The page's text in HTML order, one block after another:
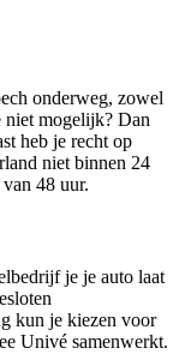
onderweg, zowel
niet mogelijk? Dan
heb je recht op
niet binnen 24
48 uur.
je je auto laat
kun je kiezen voor
Univé samenwerkt.